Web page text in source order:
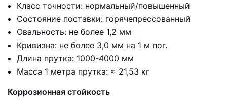
Класс точности: нормальный/повышенный
Состояние поставки: горячепрессованный
Овальность: не более 1,2 мм
Кривизна: не более 3,0 мм на 1 м пог.
Длина прутка: 1000-4000 мм
Масса 1 метра прутка: ≈ 21,53 кг
Коррозионная стойкость